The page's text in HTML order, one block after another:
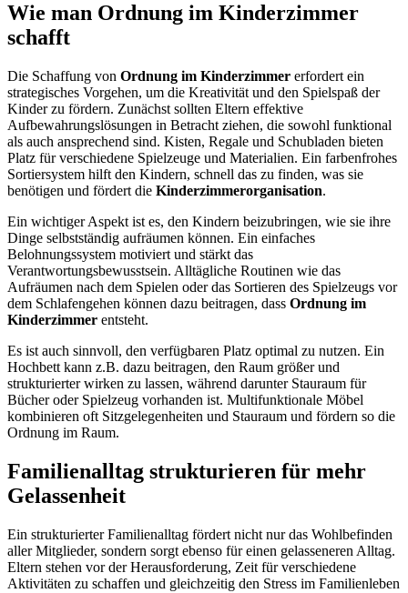
Wie man Ordnung im Kinderzimmer
schafft
Die Schaffung von Ordnung im Kinderzimmer erfordert ein
strategisches Vorgehen, um die Kreativität und den Spielspaß der
Kinder zu fördern. Zunächst sollten Eltern effektive
Aufbewahrungslösungen in Betracht ziehen, die sowohl funktional
als auch ansprechend sind. Kisten, Regale und Schubladen bieten
Platz für verschiedene Spielzeuge und Materialien. Ein farbenfrohes
Sortiersystem hilft den Kindern, schnell das zu finden, was sie
benötigen und fördert die Kinderzimmerorganisation.
Ein wichtiger Aspekt ist es, den Kindern beizubringen, wie sie ihre
Dinge selbstständig aufräumen können. Ein einfaches
Belohnungssystem motiviert und stärkt das
Verantwortungsbewusstsein. Alltägliche Routinen wie das
Aufräumen nach dem Spielen oder das Sortieren des Spielzeugs vor
dem Schlafengehen können dazu beitragen, dass Ordnung im
Kinderzimmer entsteht.
Es ist auch sinnvoll, den verfügbaren Platz optimal zu nutzen. Ein
Hochbett kann z.B. dazu beitragen, den Raum größer und
strukturierter wirken zu lassen, während darunter Stauraum für
Bücher oder Spielzeug vorhanden ist. Multifunktionale Möbel
kombinieren oft Sitzgelegenheiten und Stauraum und fördern so die
Ordnung im Raum.
Familienalltag strukturieren für mehr
Gelassenheit
Ein strukturierter Familienalltag fördert nicht nur das Wohlbefinden
aller Mitglieder, sondern sorgt ebenso für einen gelasseneren Alltag.
Eltern stehen vor der Herausforderung, Zeit für verschiedene
Aktivitäten zu schaffen und gleichzeitig den Stress im Familienleben